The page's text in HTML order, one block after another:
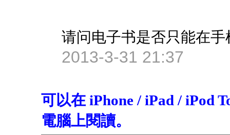
请问电子书是否只能在
2013-3-31 21:37
可以在 iPhone / iPad / iPod
電腦上閱讀。